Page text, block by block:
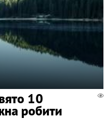
10
робити